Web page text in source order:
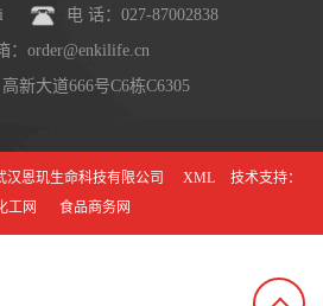
电 话：027-87002838
：order@enkilife.cn
新大道666号C6栋C6305
汉恩玑生命科技有限公司 XML
技术支持：
工网
食品商务网